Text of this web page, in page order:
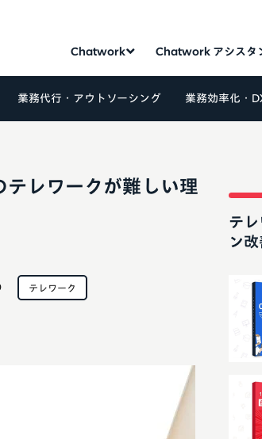
Chatwork Chatwork アシスタ
業務代行・アウトソーシング 業務効率化・
レワークが難しい理
テレワーク
テ
ン